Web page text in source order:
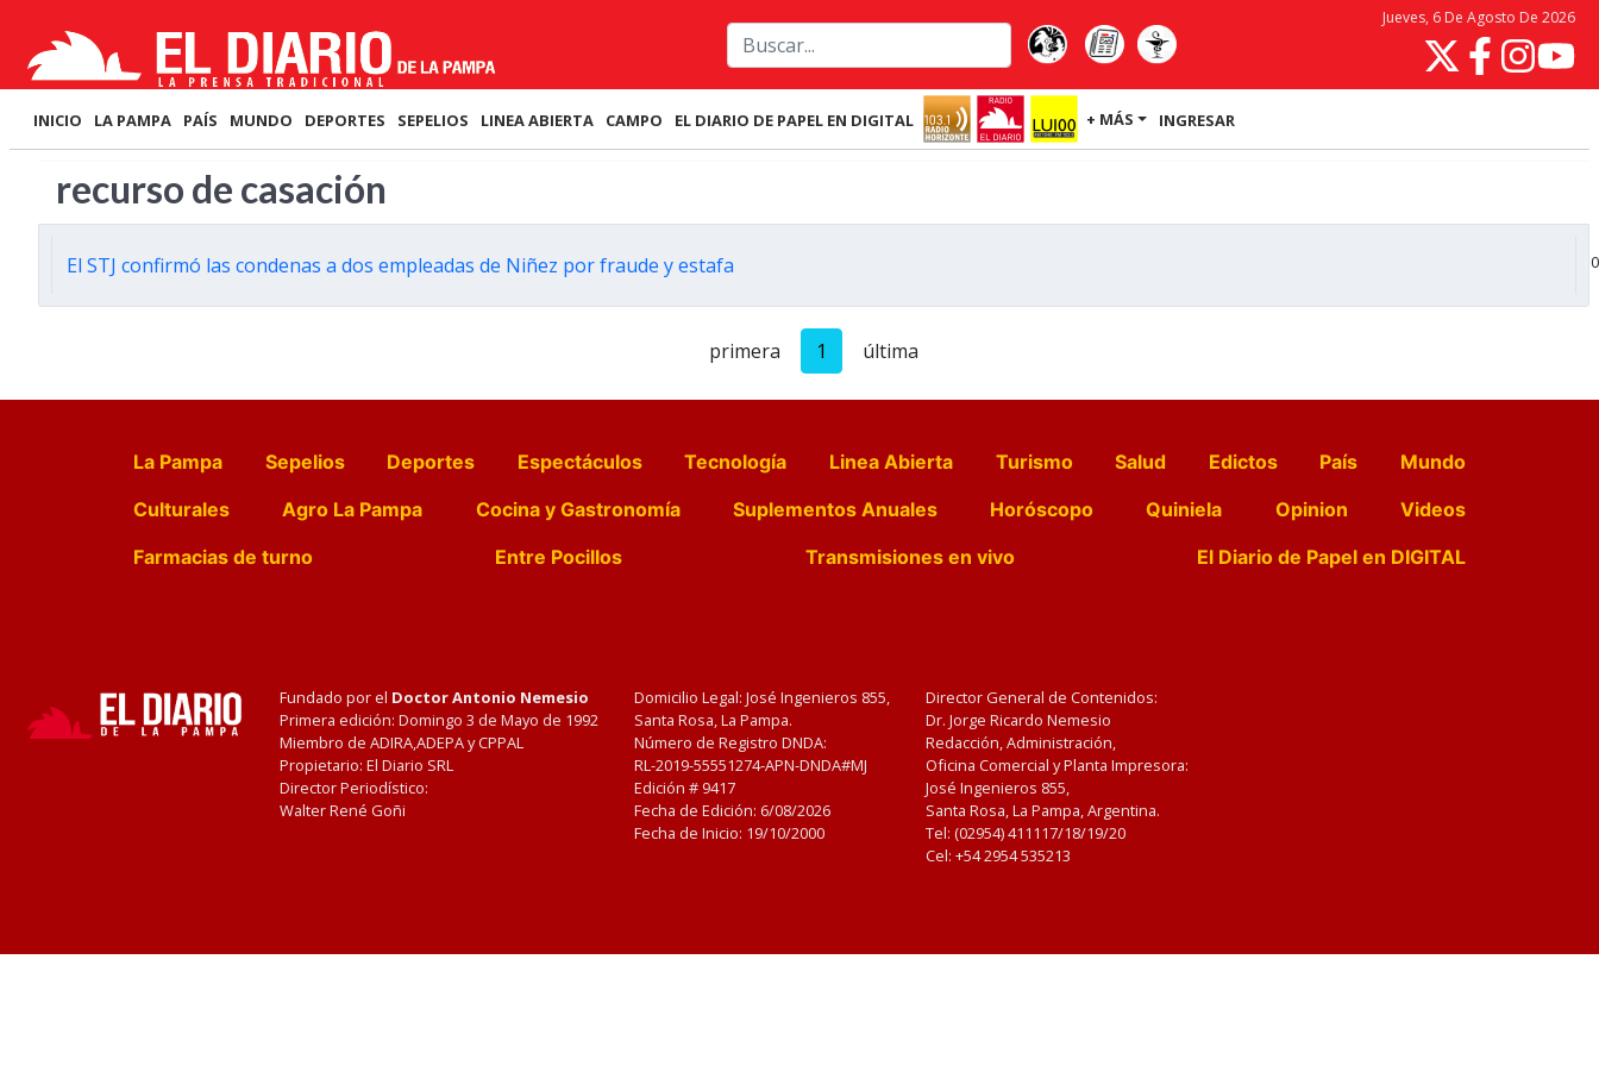
Jueves, 6 De Agosto De 2026
INICIO LA PAMPA PAÍS MUNDO DEPORTES SEPELIOS LINEA ABIERTA CAMPO EL DIARIO DE PAPEL EN DIGITAL + MÁS INGRESAR
recurso de casación
El STJ confirmó las condenas a dos empleadas de Niñez por fraude y estafa
primera 1 última
La Pampa Sepelios Deportes Espectáculos Tecnología Linea Abierta Turismo Salud Edictos País
Mundo
Culturales
Agro La Pampa Cocina y Gastronomía Suplementos Anuales Horóscopo Quiniela Opinion
Videos
Farmacias de turno
Entre Pocillos Transmisiones en vivo El Diario de Papel en DIGITAL
Fundado por el Doctor Antonio Nemesio
Primera edición: Domingo 3 de Mayo de 1992
Miembro de ADIRA,ADEPA y CPPAL
Propietario: El Diario SRL
Director Periodístico:
Walter René Goñi
Domicilio Legal: José Ingenieros 855,
Santa Rosa, La Pampa.
Número de Registro DNDA:
RL-2019-55551274-APN-DNDA#MJ
Edición # 9417
Fecha de Edición: 6/08/2026
Fecha de Inicio: 19/10/2000
Director General de Contenidos:
Dr. Jorge Ricardo Nemesio
Redacción, Administración,
Oficina Comercial y Planta Impresora:
José Ingenieros 855,
Santa Rosa, La Pampa, Argentina.
Tel: (02954) 411117/18/19/20
Cel: +54 2954 535213